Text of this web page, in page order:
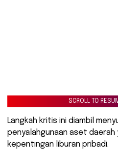
SCROLL TO
Langkah kritis ini diambil
penyalahgunaan aset daerah
kepentingan liburan pribadi.